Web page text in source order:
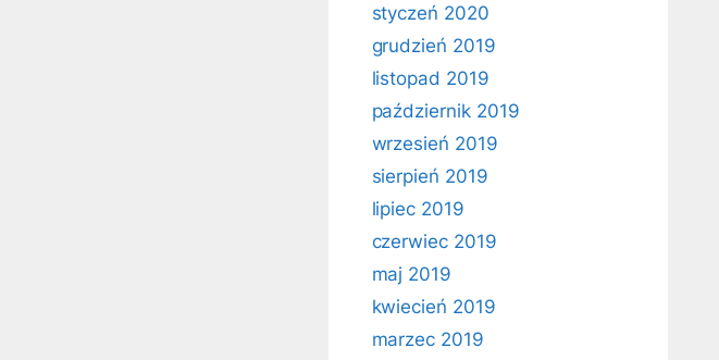
styczeń 2020
grudzień 2019
listopad 2019
październik 2019
wrzesień 2019
sierpień 2019
lipiec 2019
czerwiec 2019
maj 2019
kwiecień 2019
marzec 2019